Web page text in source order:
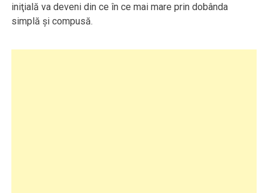
iniţială va deveni din ce în ce mai mare prin dobânda
simplă şi compusă.